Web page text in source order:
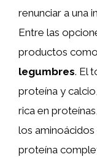
renunciar a una
Entre las
productos
legumbres. El
proteína y
rica en
los
proteína